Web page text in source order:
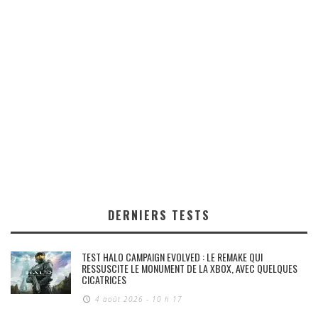
DERNIERS TESTS
TEST HALO CAMPAIGN EVOLVED : LE REMAKE QUI
RESSUSCITE LE MONUMENT DE LA XBOX, AVEC QUELQUES
CICATRICES
4 août 2026 - 10 h 17